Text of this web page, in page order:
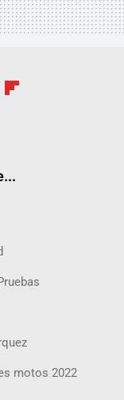
motos 2022